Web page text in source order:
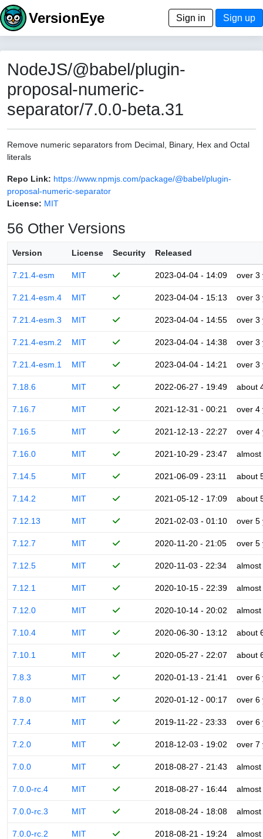
VersionEye Sign in Sign up
NodeJS/@babel/plugin-
proposal-numeric-
separator/7.0.0-beta.31
Remove numeric separators from Decimal, Binary, Hex and Octal
literals
Repo Link: https://www.npmjs.com/package/@babel/plugin-
proposal-numeric-separator
License: MIT
56 Other Versions
Version License Security Released
7.21.4-esm MIT 2023-04-04 - 14:09 over 3
7.21.4-esm.4 MIT 2023-04-04 - 15:13 over 3
7.21.4-esm.3 MIT 2023-04-04 - 14:55 over 3
7.21.4-esm.2 MIT 2023-04-04 - 14:38 over 3
7.21.4-esm.1 MIT 2023-04-04 - 14:21 over 3
7.18.6 MIT 2022-06-27 - 19:49 about
7.16.7 MIT 2021-12-31 - 00:21 over 4
7.16.5 MIT 2021-12-13 - 22:27 over 4
7.16.0 MIT 2021-10-29 - 23:47
7.14.5 MIT 2021-06-09 - 23:11 about
7.14.2 MIT 2021-05-12 - 17:09 about
7.12.13 MIT 2021-02-03 - 01:10 over 5
7.12.7 MIT 2020-11-20 - 21:05 over 5
7.12.5 MIT 2020-11-03 - 22:34
7.12.1 MIT 2020-10-15 - 22:39
7.12.0 MIT 2020-10-14 - 20:02
7.10.4 MIT 2020-06-30 - 13:12 about
7.10.1 MIT 2020-05-27 - 22:07 about
7.8.3 MIT 2020-01-13 - 21:41 over 6
7.8.0 MIT 2020-01-12 - 00:17 over 6
7.7.4 MIT 2019-11-22 - 23:33 over 6
7.2.0 MIT 2018-12-03 - 19:02 over 7
7.0.0 MIT 2018-08-27 - 21:43
7.0.0-rc.4 MIT 2018-08-27 - 16:44
7.0.0-rc.3 MIT 2018-08-24 - 18:08
7.0.0-rc.2 MIT 2018-08-21 - 19:24